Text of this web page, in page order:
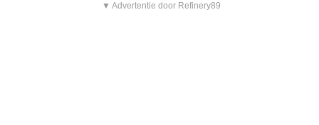
▼ Advertentie door Refinery89